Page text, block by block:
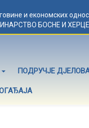
и економских
БОСНЕ И
ПОДРУЧЈЕ